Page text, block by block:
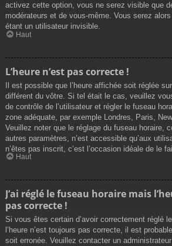
activez cette option, vous ne serez visible que
modérateurs et de vous-même. Vous serez
étant un utilisateur invisible.
Haut
L’heure n’est pas correcte !
Il est possible que l’heure affichée soit réglée
différent du vôtre. Si tel était le cas, veuillez
de contrôle de l’utilisateur et régler le fuseau
zone adéquate, par exemple Londres, Paris,
Veuillez noter que le réglage du fuseau horaire,
autres paramètres, n’est accessible qu’aux
n’êtes pas inscrit, c’est l’occasion idéale de le
Haut
J’ai réglé le fuseau horaire mais
pas correcte !
Si vous êtes certain d’avoir correctement réglé
l’heure n’est toujours pas correcte, il est
soit erronée. Veuillez contacter un